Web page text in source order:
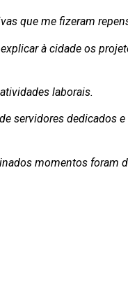
que me fizeram
à cidade os
laborais.
servidores dedicados
momentos foram